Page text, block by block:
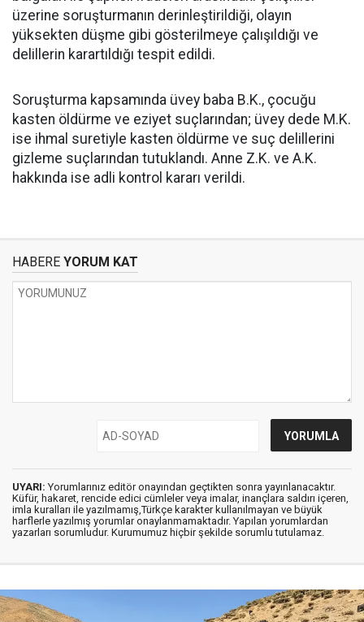
üzerine soruşturmanın derinleştirildiği, olayın
yüksekten düşme gibi gösterilmeye çalışıldığı ve
delillerin karartıldığı tespit edildi.
Soruşturma kapsamında üvey baba B.K., çocuğu
kasten öldürme ve eziyet suçlarından; üvey dede M.K.
ise ihmal suretiyle kasten öldürme ve suç delillerini
gizleme suçlarından tutuklandı. Anne Z.K. ve A.K.
hakkında ise adli kontrol kararı verildi.
HABERE YORUM KAT
UYARI: Yorumlarınız editör onayından geçtikten sonra yayınlanacaktır.
Küfür, hakaret, rencide edici cümleler veya imalar, inançlara saldırı içeren,
imla kuralları ile yazılmamış,Türkçe karakter kullanılmayan ve büyük
harflerle yazılmış yorumlar onaylanmamaktadır. Yapılan yorumlardan
yazarları sorumludur. Kurumumuz hiçbir şekilde sorumlu tutulamaz.